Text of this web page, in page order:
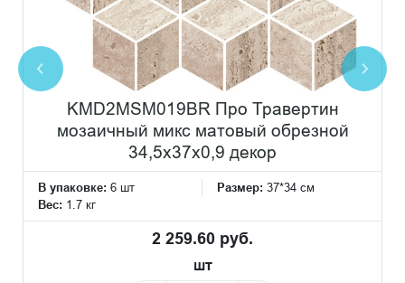
KMD2MSM019BR Про Травертин
мозаичный микс матовый обрезной
34,5x37x0,9 декор
В упаковке: 6 шт Размер: 37*34 см
Вес: 1.7 кг
2 259.60 руб.
шт